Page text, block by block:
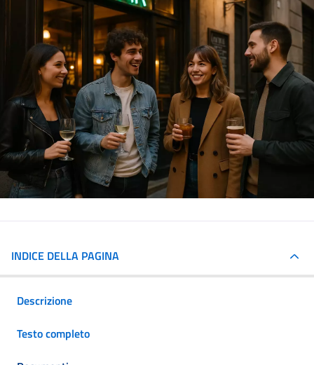
INDICE DELLA PAGINA
Descrizione
Testo completo